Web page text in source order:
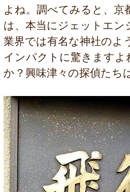
よね。調べてみると、京
は、本当にジェットエ
業界では有名な神社のよ
インパクトに驚きます
か？興味津々の探偵たち